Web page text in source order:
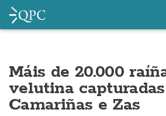
Máis de 20.000
velutina
Camariñas e Zas